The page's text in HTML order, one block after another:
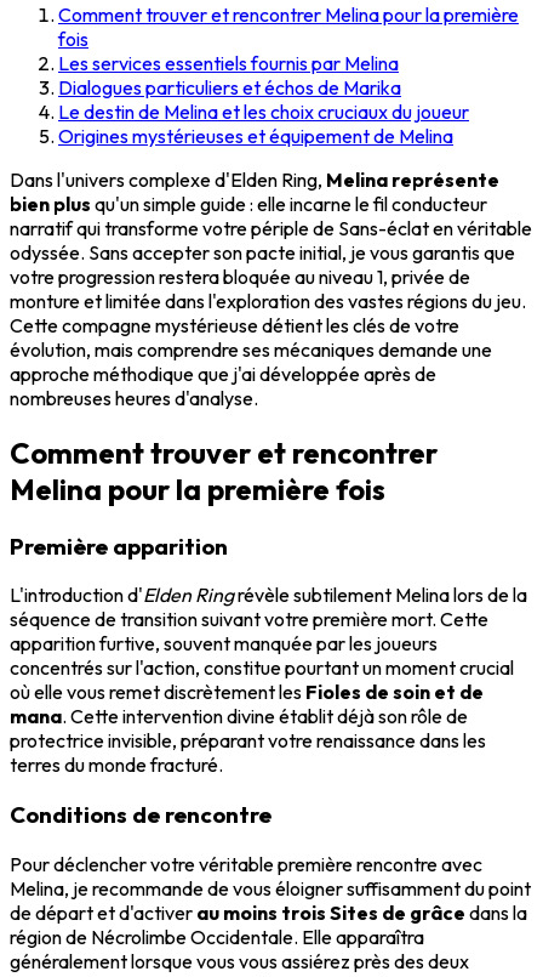
Comment trouver et rencontrer Melina pour la première
fois
Les services essentiels fournis par Melina
Dialogues particuliers et échos de Marika
Le destin de Melina et les choix cruciaux du joueur
Origines mystérieuses et équipement de Melina
Dans l'univers complexe d'Elden Ring, Melina représente
bien plus qu'un simple guide : elle incarne le fil conducteur
narratif qui transforme votre périple de Sans-éclat en véritable
odyssée. Sans accepter son pacte initial, je vous garantis que
votre progression restera bloquée au niveau 1, privée de
monture et limitée dans l'exploration des vastes régions du jeu.
Cette compagne mystérieuse détient les clés de votre
évolution, mais comprendre ses mécaniques demande une
approche méthodique que j'ai développée après de
nombreuses heures d'analyse.
Comment trouver et rencontrer
Melina pour la première fois
Première apparition
L'introduction d'Elden Ringrévèle subtilement Melina lors de la
séquence de transition suivant votre première mort. Cette
apparition furtive, souvent manquée par les joueurs
concentrés sur l'action, constitue pourtant un moment crucial
où elle vous remet discrètement les Fioles de soin et de
mana. Cette intervention divine établit déjà son rôle de
protectrice invisible, préparant votre renaissance dans les
terres du monde fracturé.
Conditions de rencontre
Pour déclencher votre véritable première rencontre avec
Melina, je recommande de vous éloigner suffisamment du point
de départ et d'activer au moins trois Sites de grâce dans la
région de Nécrolimbe Occidentale. Elle apparaîtra
généralement lorsque vous vous assiérez près des deux